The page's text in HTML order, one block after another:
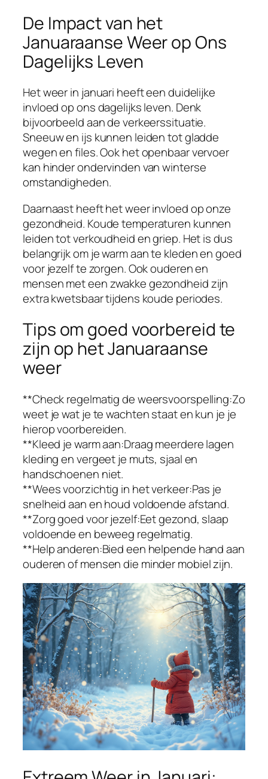
De Impact van het
Januaraanse Weer op Ons
Dagelijks Leven
Het weer in januari heeft een duidelijke
invloed op ons dagelijks leven. Denk
bijvoorbeeld aan de verkeerssituatie.
Sneeuw en ijs kunnen leiden tot gladde
wegen en files. Ook het openbaar vervoer
kan hinder ondervinden van winterse
omstandigheden.
Daarnaast heeft het weer invloed op onze
gezondheid. Koude temperaturen kunnen
leiden tot verkoudheid en griep. Het is dus
belangrijk om je warm aan te kleden en goed
voor jezelf te zorgen. Ook ouderen en
mensen met een zwakke gezondheid zijn
extra kwetsbaar tijdens koude periodes.
Tips om goed voorbereid te
zijn op het Januaraanse
weer
**Check regelmatig de weersvoorspelling:Zo
weet je wat je te wachten staat en kun je je
hierop voorbereiden.
**Kleed je warm aan:Draag meerdere lagen
kleding en vergeet je muts, sjaal en
handschoenen niet.
**Wees voorzichtig in het verkeer:Pas je
snelheid aan en houd voldoende afstand.
**Zorg goed voor jezelf:Eet gezond, slaap
voldoende en beweeg regelmatig.
**Help anderen:Bied een helpende hand aan
ouderen of mensen die minder mobiel zijn.